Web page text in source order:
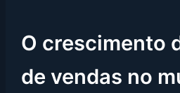
O crescimento
de vendas no